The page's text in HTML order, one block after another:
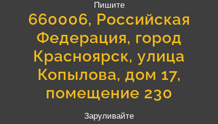
Пишите
660006, Российская
Федерация, город
Красноярск, улица
Копылова, дом 17,
помещение 230
Заруливайте